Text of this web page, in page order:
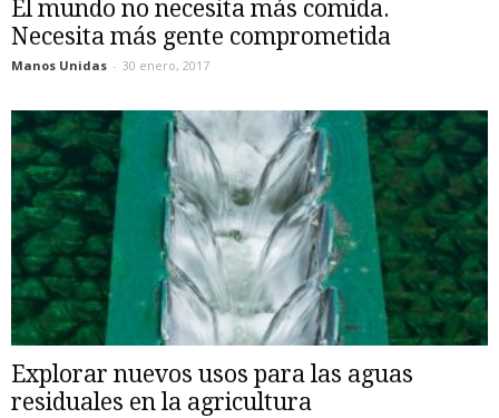
El mundo no necesita más comida.
Necesita más gente comprometida
Manos Unidas - 30 enero, 2017
Explorar nuevos usos para las aguas
residuales en la agricultura